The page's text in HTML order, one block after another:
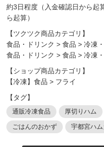
約3日程度（入金確認日から起
ら起算）
【ツクツク商品カテゴリ】
食品・ドリンク >食品 >冷凍
食品・ドリンク >食品 >冷凍
【ショップ商品カテゴリ】
【冷凍】食品 > フライ
【タグ】
通販冷凍食品 厚切りハム
ごはんのおかず 宇都宮ハム